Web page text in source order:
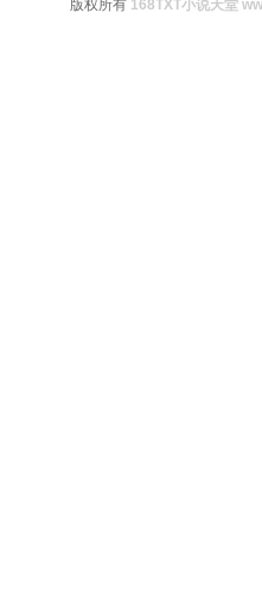
版权所有 168TXT小说天堂